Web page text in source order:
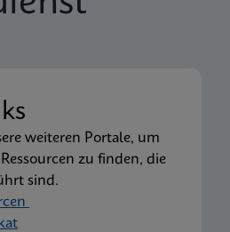
weiteren Portale, um
zu finden, die
sind.